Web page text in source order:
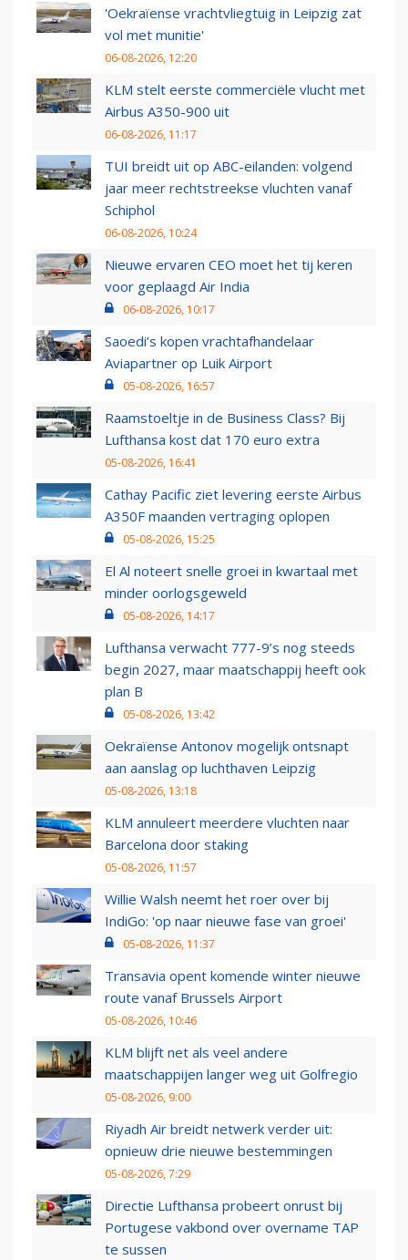
'Oekraïense vrachtvliegtuig in Leipzig zat
vol met munitie'
06-08-2026, 12:20
KLM stelt eerste commerciële vlucht met
Airbus A350-900 uit
06-08-2026, 11:17
TUI breidt uit op ABC-eilanden: volgend
jaar meer rechtstreekse vluchten vanaf
Schiphol
06-08-2026, 10:24
Nieuwe ervaren CEO moet het tij keren
voor geplaagd Air India
06-08-2026, 10:17
Saoedi’s kopen vrachtafhandelaar
Aviapartner op Luik Airport
05-08-2026, 16:57
Raamstoeltje in de Business Class? Bij
Lufthansa kost dat 170 euro extra
05-08-2026, 16:41
Cathay Pacific ziet levering eerste Airbus
A350F maanden vertraging oplopen
05-08-2026, 15:25
El Al noteert snelle groei in kwartaal met
minder oorlogsgeweld
05-08-2026, 14:17
Lufthansa verwacht 777-9’s nog steeds
begin 2027, maar maatschappij heeft ook
plan B
05-08-2026, 13:42
Oekraïense Antonov mogelijk ontsnapt
aan aanslag op luchthaven Leipzig
05-08-2026, 13:18
KLM annuleert meerdere vluchten naar
Barcelona door staking
05-08-2026, 11:57
Willie Walsh neemt het roer over bij
IndiGo: 'op naar nieuwe fase van groei'
05-08-2026, 11:37
Transavia opent komende winter nieuwe
route vanaf Brussels Airport
05-08-2026, 10:46
KLM blijft net als veel andere
maatschappijen langer weg uit Golfregio
05-08-2026, 9:00
Riyadh Air breidt netwerk verder uit:
opnieuw drie nieuwe bestemmingen
05-08-2026, 7:29
Directie Lufthansa probeert onrust bij
Portugese vakbond over overname TAP
te sussen